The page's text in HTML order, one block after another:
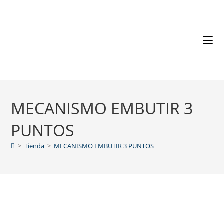
MECANISMO EMBUTIR 3
PUNTOS
> Tienda > MECANISMO EMBUTIR 3 PUNTOS